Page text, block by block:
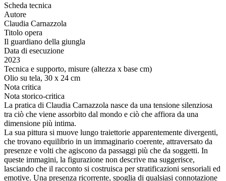
Scheda tecnica
Autore
Claudia Carnazzola
Titolo opera
Il guardiano della giungla
Data di esecuzione
2023
Tecnica e supporto, misure (altezza x base cm)
Olio su tela, 30 x 24 cm
Nota critica
Nota storico-critica
La pratica di Claudia Carnazzola nasce da una tensione silenziosa
tra ciò che viene assorbito dal mondo e ciò che affiora da una
dimensione più intima.
La sua pittura si muove lungo traiettorie apparentemente divergenti,
che trovano equilibrio in un immaginario coerente, attraversato da
presenze e volti che agiscono da passaggi più che da soggetti. In
queste immagini, la figurazione non descrive ma suggerisce,
lasciando che il racconto si costruisca per stratificazioni sensoriali ed
emotive. Una presenza ricorrente, spoglia di qualsiasi connotazione